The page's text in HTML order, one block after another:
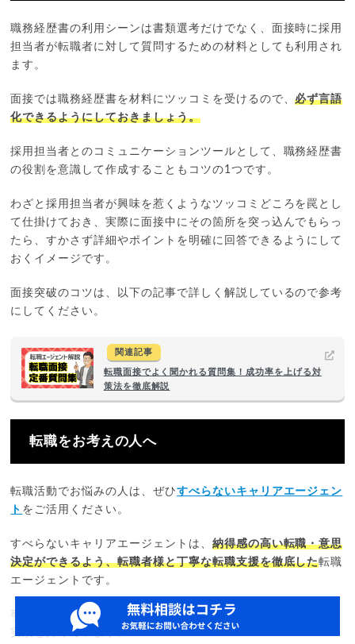
職務経歴書の利用シーンは書類選考だけでなく、面接時に採用
担当者が転職者に対して質問するための材料としても利用され
ます。
面接では職務経歴書を材料にツッコミを受けるので、必ず言語
化できるようにしておきましょう。
採用担当者とのコミュニケーションツールとして、職務経歴書
の役割を意識して作成することもコツの1つです。
わざと採用担当者が興味を惹くようなツッコミどころを罠とし
て仕掛けておき、実際に面接中にその箇所を突っ込んでもらっ
たら、すかさず詳細やポイントを明確に回答できるようにして
おくイメージです。
面接突破のコツは、以下の記事で詳しく解説しているので参考
にしてください。
関連記事
転職面接でよく聞かれる質問集！成功率を上げる対
策法を徹底解説
転職をお考えの人へ
転職活動でお悩みの人は、ぜひすべらないキャリアエージェン
ト をご活用ください。
すべらないキャリアエージェントは、 納得感の高い転職・意思
決定ができるよう、転職者様と丁寧な転職支援を徹底した転職
エージェントです。
事実、 書類選考通過率は58％以上であり、業界水準より高い
実績を誇っています。